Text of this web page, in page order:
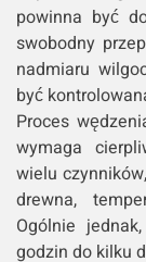
powinna być
swobodny
nadmiaru
być
Proces
wymaga
wielu
drewna,
Ogólnie
godzin do kilku